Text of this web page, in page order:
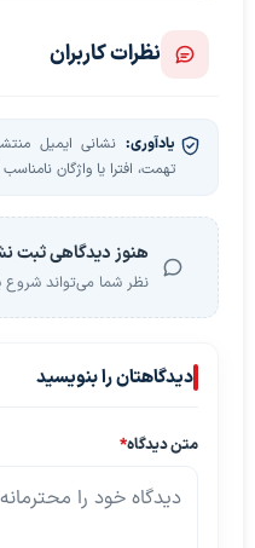
نظرات کاربران
یادآوری: نشانی ایمیل
تهمت، افترا یا واژگان
هنوز دیدگاهی ثبت
نظر شما می‌تواند
دیدگاهتان را بنویسید
متن دیدگاه*